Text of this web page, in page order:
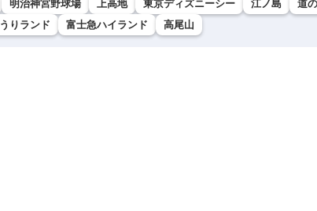
明治神宮野球場 上高地 東京ディズニーシー 江ノ島
道
りランド 富士急ハイランド 高尾山